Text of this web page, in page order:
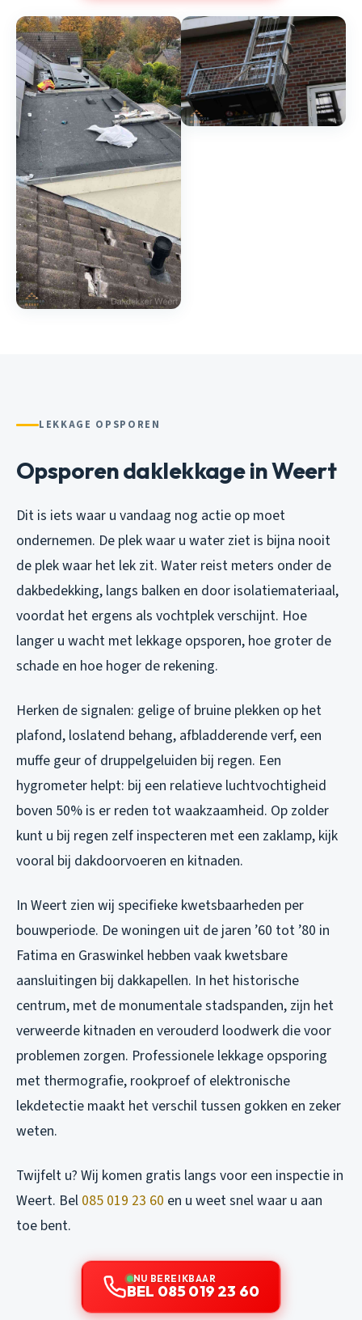
LEKKAGE OPSPOREN
Opsporen daklekkage in Weert
Dit is iets waar u vandaag nog actie op moet
ondernemen. De plek waar u water ziet is bijna nooit
de plek waar het lek zit. Water reist meters onder de
dakbedekking, langs balken en door isolatiemateriaal,
voordat het ergens als vochtplek verschijnt. Hoe
langer u wacht met lekkage opsporen, hoe groter de
schade en hoe hoger de rekening.
Herken de signalen: gelige of bruine plekken op het
plafond, loslatend behang, afbladderende verf, een
muffe geur of druppelgeluiden bij regen. Een
hygrometer helpt: bij een relatieve luchtvochtigheid
boven 50% is er reden tot waakzaamheid. Op zolder
kunt u bij regen zelf inspecteren met een zaklamp, kijk
vooral bij dakdoorvoeren en kitnaden.
In Weert zien wij specifieke kwetsbaarheden per
bouwperiode. De woningen uit de jaren ’60 tot ’80 in
Fatima en Graswinkel hebben vaak kwetsbare
aansluitingen bij dakkapellen. In het historische
centrum, met de monumentale stadspanden, zijn het
verweerde kitnaden en verouderd loodwerk die voor
problemen zorgen. Professionele lekkage opsporing
met thermografie, rookproef of elektronische
lekdetectie maakt het verschil tussen gokken en zeker
weten.
Twijfelt u? Wij komen gratis langs voor een inspectie in
Weert. Bel 085 019 23 60 en u weet snel waar u aan
toe bent.
NU BEREIKBAAR
BEL 085 019 23 60